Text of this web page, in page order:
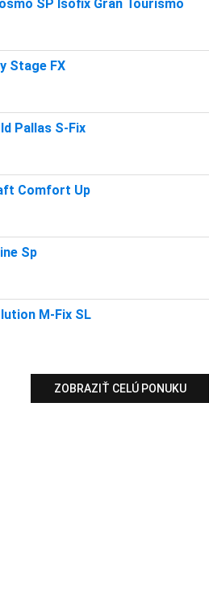
SP Isofix Gran Tourismo
Stage FX
Pallas S-Fix
Comfort Up
Sp
M-Fix SL
ZOBRAZIŤ CELÚ PONUKU